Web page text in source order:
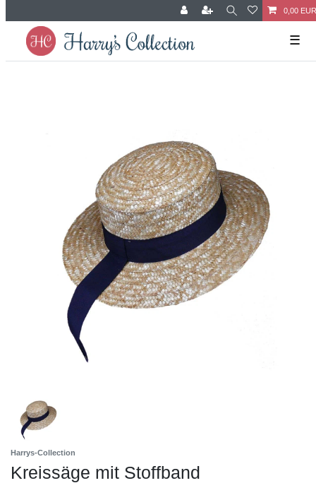
0,00 EUR
☰
Harrys-Collection
Kreissäge mit Stoffband